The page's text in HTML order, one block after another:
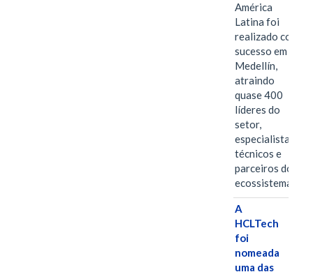
América
Latina foi
realizado com
sucesso em
Medellín,
atraindo
quase 400
líderes do
setor,
especialistas
técnicos e
parceiros do
ecossistema.…
A
HCLTech
foi
nomeada
uma das